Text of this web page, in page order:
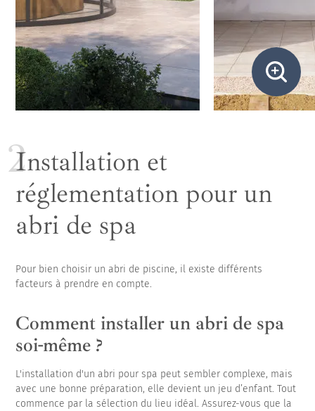
Installation et
réglementation pour un
abri de spa
Pour bien choisir un abri de piscine, il existe différents
facteurs à prendre en compte.
Comment installer un abri de spa
soi-même ?
L'installation d'un abri pour spa peut sembler complexe, mais
avec une bonne préparation, elle devient un jeu d’enfant. Tout
commence par la sélection du lieu idéal. Assurez-vous que la